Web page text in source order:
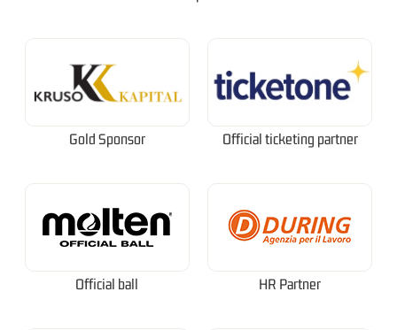
Gold Sponsor Official ticketing partner
Official ball HR Partner